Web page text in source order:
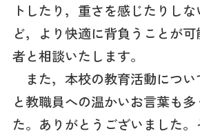
トしたり，重さを感じたりし
ど，より快適に背負うことが
者と相談いたします。
また，本校の教育活動につ
と教職員への温かいお言葉も
た。ありがとうございました